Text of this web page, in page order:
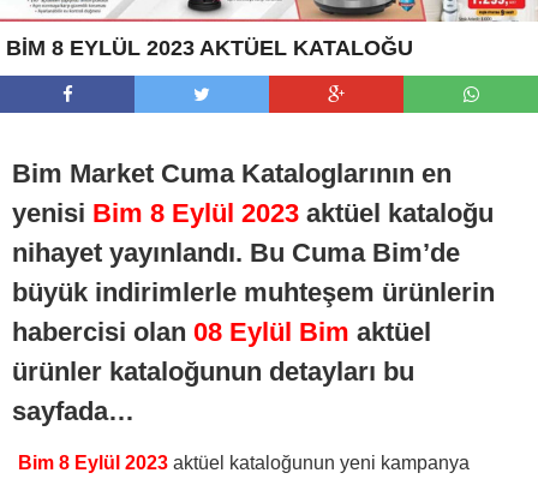
BİM 8 EYLÜL 2023 AKTÜEL KATALOĞU
Bim Market Cuma Kataloglarının en
yenisi Bim 8 Eylül 2023 aktüel kataloğu
nihayet yayınlandı. Bu Cuma Bim’de
büyük indirimlerle muhteşem ürünlerin
habercisi olan 08 Eylül Bim aktüel
ürünler kataloğunun detayları bu
sayfada…
Bim 8 Eylül 2023 aktüel kataloğunun yeni kampanya